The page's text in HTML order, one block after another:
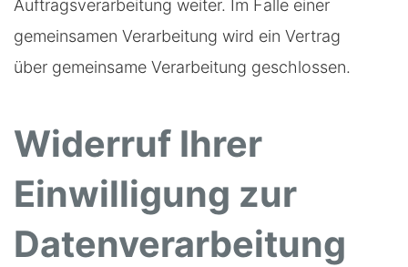
Auftragsverarbeitung weiter. Im Falle einer
gemeinsamen Verarbeitung wird ein Vertrag
über gemeinsame Verarbeitung geschlossen.
Widerruf Ihrer
Einwilligung zur
Datenverarbeitung